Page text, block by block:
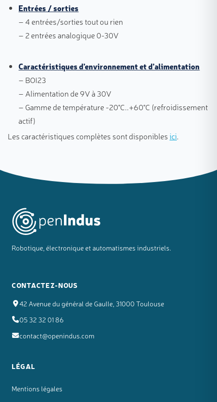
Entrées / sorties
– 4 entrées/sorties tout ou rien
– 2 entrées analogique 0-30V
Caractéristiques d’environnement et d’alimentation
– BOI23
– Alimentation de 9V à 30V
– Gamme de température -20°C..+60°C (refroidissement
actif)
Les caractéristiques complètes sont disponiblesici.
Robotique, électronique et automatismes industriels.
CONTACTEZ-NOUS
42 Avenue du général de Gaulle, 31000 Toulouse
05 32 32 01 86
contact@openindus.com
LÉGAL
Mentions légales